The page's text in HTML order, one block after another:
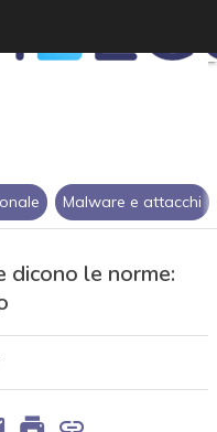
Malware e attacchi
dicono le norme: